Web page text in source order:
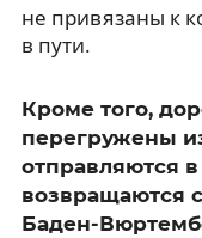
не привязаны к
в пути.
Кроме того,
перегружены
отправляются
возвращаются
Баден-